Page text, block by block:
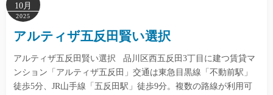
10月
2025
アルティザ五反田賢い選択
アルティザ五反田賢い選択 品川区西五反田3丁目に建つ賃貸マ
ンション「アルティザ五反田」交通は東急目黒線「不動前駅」
徒歩5分、JR山手線「五反田駅」徒歩9分。複数の路線が利用可